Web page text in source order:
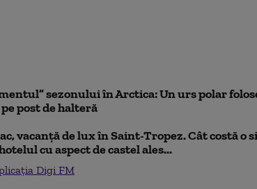
sezonului în Arctica: Un urs polar
post de halteră
vacanță de lux în Saint-Tropez. Cât costă o
cu aspect de castel ales...
Digi FM